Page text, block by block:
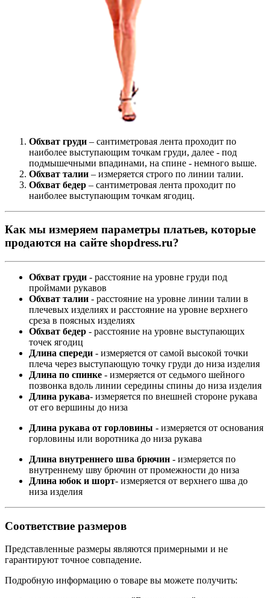
Обхват груди – сантиметровая лента проходит по
наиболее выступающим точкам груди, далее - под
подмышечными впадинами, на спине - немного выше.
Обхват талии – измеряется строго по линии талии.
Обхват бедер – сантиметровая лента проходит по
наиболее выступающим точкам ягодиц.
Как мы измеряем параметры платьев, которые
продаются на сайте shopdress.ru?
Обхват груди - расстояние на уровне груди под
проймами рукавов
Обхват талии - расстояние на уровне линии талии в
плечевых изделиях и расстояние на уровне верхнего
среза в поясных изделиях
Обхват бедер - расстояние на уровне выступающих
точек ягодиц
Длина спереди - измеряется от самой высокой точки
плеча через выступающую точку груди до низа изделия
Длина по спинке - измеряется от седьмого шейного
позвонка вдоль линии середины спины до низа изделия
Длина рукава- измеряется по внешней стороне рукава
от его вершины до низа
Длина рукава от горловины - измеряется от основания
горловины или воротника до низа рукава
Длина внутреннего шва брючин - измеряется по
внутреннему шву брючин от промежности до низа
Длина юбок и шорт- измеряется от верхнего шва до
низа изделия
Соответствие размеров
Представленные размеры являются примерными и не
гарантируют точное совпадение.
Подробную информацию о товаре вы можете получить: